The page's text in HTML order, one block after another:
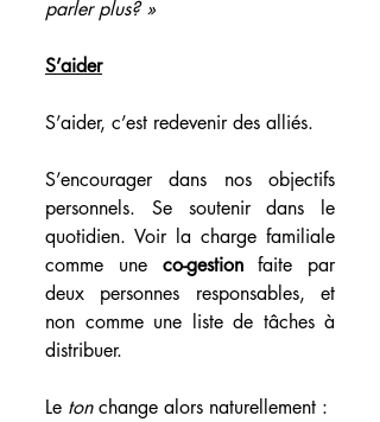
parler plus? »
S’aider
S’aider, c’est redevenir des alliés.
S’encourager dans nos objectifs
personnels. Se soutenir dans le
quotidien. Voir la charge familiale
comme une co-gestion faite par
deux personnes responsables, et
non comme une liste de tâches à
distribuer.
Le ton change alors naturellement :